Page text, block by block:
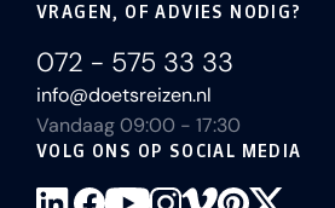
VRAGEN, OF ADVIES NODIG?
072 - 575 33 33
info@doetsreizen.nl
Vandaag 09:00 - 17:30
VOLG ONS OP SOCIAL MEDIA